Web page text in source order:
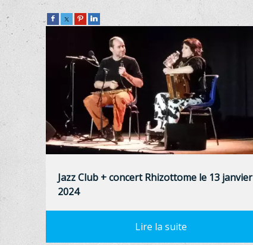
Jazz Club + concert Rhizottome le 13 janvier
2024